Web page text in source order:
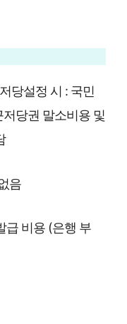
당설정 시 : 국민
당권 말소비용 및
음
급 비용 (은행 부